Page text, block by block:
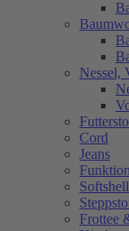
Nessel,
Cord
Jeans
Frottee